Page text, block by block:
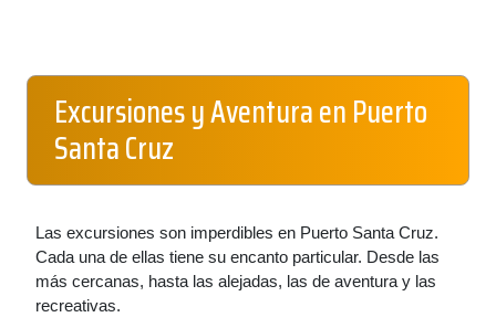
Excursiones y Aventura en Puerto
Santa Cruz
Las excursiones son imperdibles en Puerto Santa Cruz.
Cada una de ellas tiene su encanto particular. Desde las
más cercanas, hasta las alejadas, las de aventura y las
recreativas.